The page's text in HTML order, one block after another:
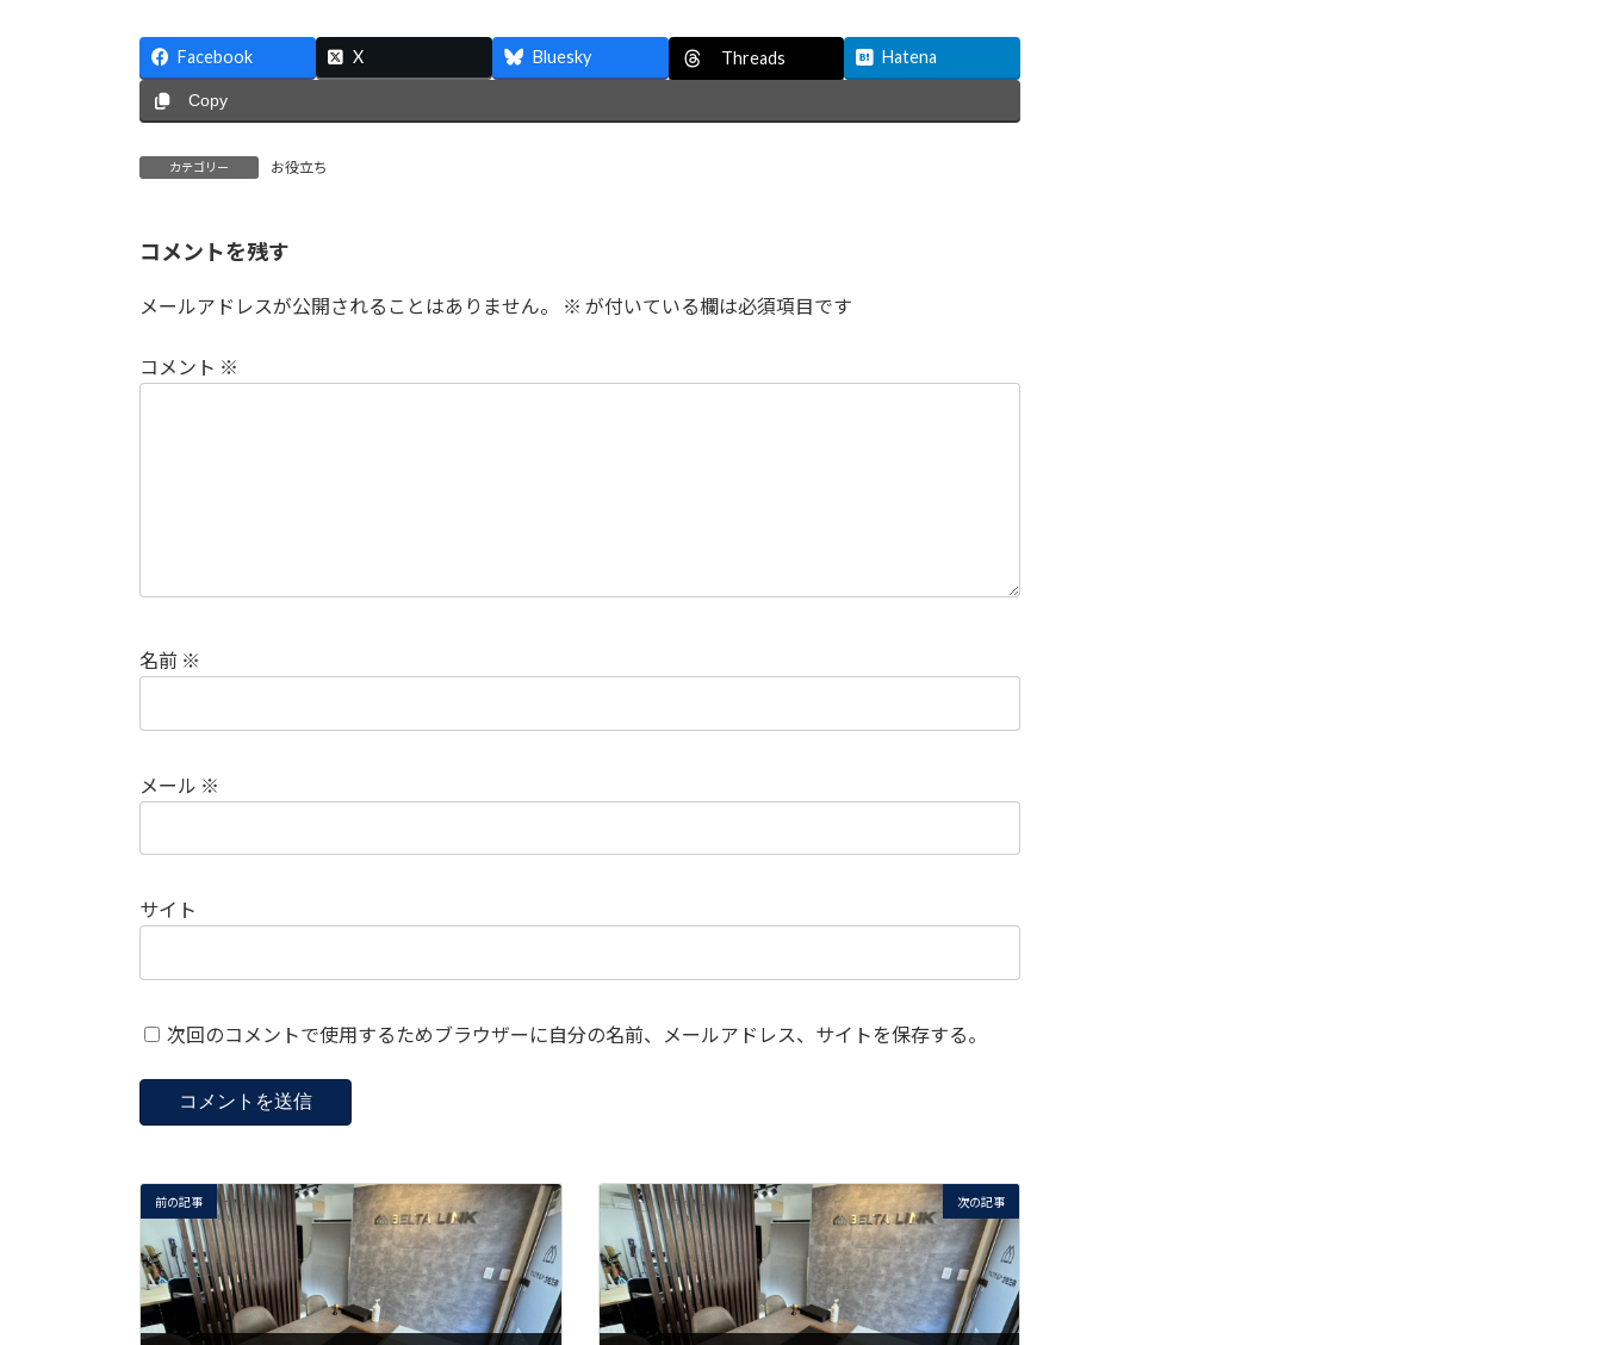
Facebook X Bluesky Threads Hatena
Copy
カテゴリー お役立ち
コメントを残す
メールアドレスが公開されることはありません。 ※ が付いている欄は必須項目です
コメント ※
名前 ※
メール ※
サイト
次回のコメントで使用するためブラウザーに自分の名前、メールアドレス、サイトを保存する。
前の記事 次の記事